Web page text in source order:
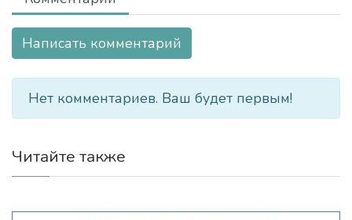
Написать комментарий
Нет комментариев. Ваш будет первым!
Читайте также